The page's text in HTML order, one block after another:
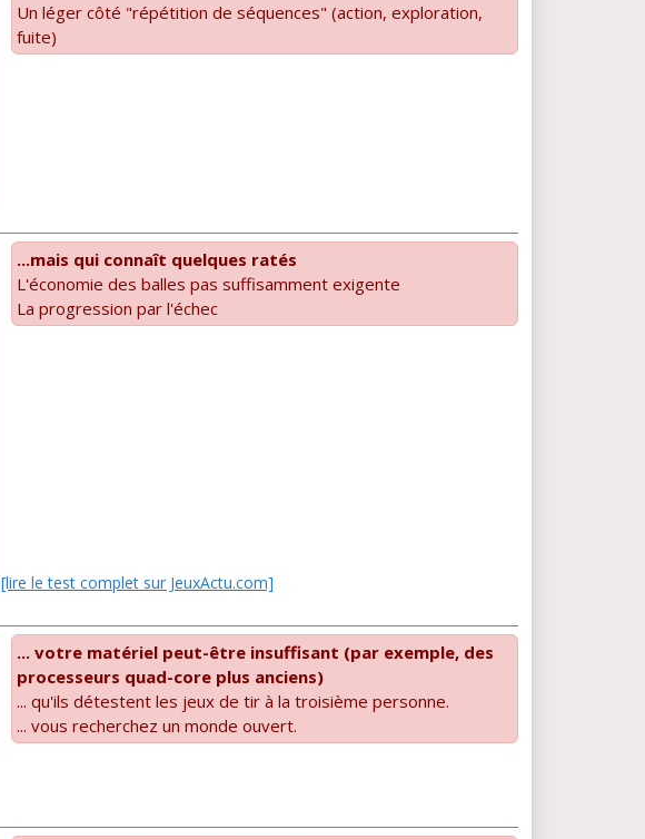
Un léger côté "répétition de séquences" (action, exploration,
fuite)
...mais qui connaît quelques ratés
L'économie des balles pas suffisamment exigente
La progression par l'échec
[lire le test complet sur JeuxActu.com]
... votre matériel peut-être insuffisant (par exemple, des
processeurs quad-core plus anciens)
... qu'ils détestent les jeux de tir à la troisième personne.
... vous recherchez un monde ouvert.